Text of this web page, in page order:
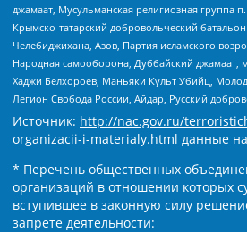
джамаат, Мусульманская религиозная группа
Крымско-татарский добровольческий
Челебиджихана, Азов, Партия исламского
Народная самооборона, Дуббайский джамаат,
Хаджи Белхороев, Маньяки Культ Убийц,
Легион Свобода России, Айдар, Русский
Источник: http://nac.gov.ru/
organizacii-i-materialy.html данные на
* Перечень общественных
организаций в отношении которых
вступившее в законную силу
запрете деятельности: